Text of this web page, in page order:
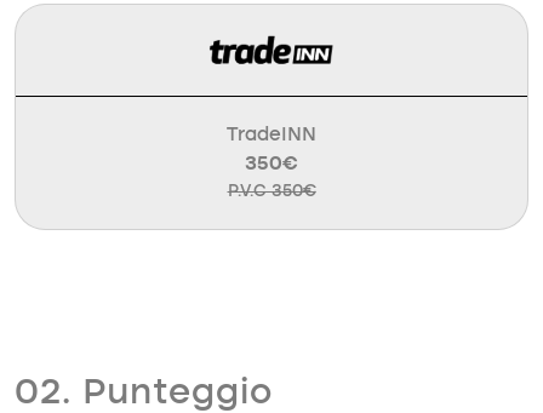
TradeINN
350€
P.V.C 350€
02. Punteggio